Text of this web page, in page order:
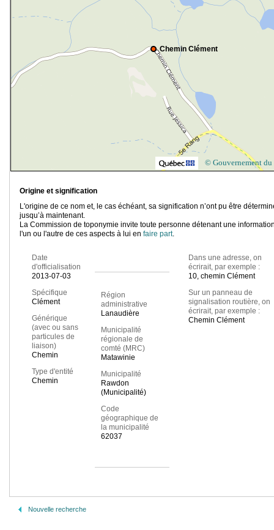
Chemin Clément
© Gouvernement du
Origine et signification
L'origine de ce nom et, le cas échéant, sa signification n’ont pu être
jusqu’à maintenant.
La Commission de toponymie invite toute personne détenant une
l'un ou l'autre de ces aspects à lui en faire part.
Date
d'officialisation
2013-07-03
Spécifique
Clément
Générique
(avec ou sans
particules de
liaison)
Chemin
Type d'entité
Chemin
Région
administrative
Lanaudière
Municipalité
régionale de
comté (MRC)
Matawinie
Municipalité
Rawdon
(Municipalité)
Code
géographique de
la municipalité
62037
Dans une adresse, on
écrirait, par exemple :
10, chemin Clément
Sur un panneau de
signalisation routière, on
écrirait, par exemple :
Chemin Clément
Nouvelle recherche